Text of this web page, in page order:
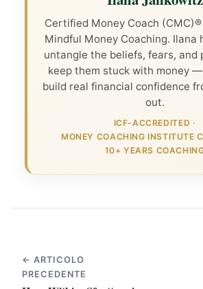
Certified Money Coach
Mindful Money Coaching. Ilana
untangle the beliefs, fears, and
keep them stuck with money
build real financial confidence
out.
ICF-ACCREDITED ·
MONEY COACHING INSTITUTE
10+ YEARS
← ARTICOLO
PRECEDENTE